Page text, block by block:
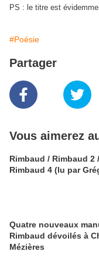
PS : le titre est
#Poésie
Partager
Vous aimerez
Rimbaud / Rimbaud 2
Rimbaud 4 (lu par
Quatre nouveaux
Rimbaud dévoilés à
Mézières